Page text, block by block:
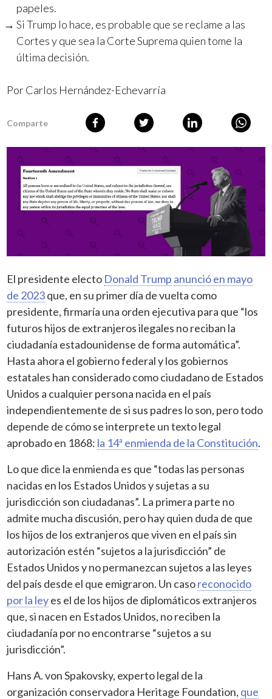
papeles.
Si Trump lo hace, es probable que se reclame a las
Cortes y que sea la Corte Suprema quien tome la
última decisión.
Por Carlos Hernández-Echevarría
Comparte
El presidente electo Donald Trump anunció en mayo
de 2023que, en su primer día de vuelta como
presidente, firmaría una orden ejecutiva para que “los
futuros hijos de extranjeros ilegales no reciban la
ciudadanía estadounidense de forma automática”.
Hasta ahora el gobierno federal y los gobiernos
estatales han considerado como ciudadano de Estados
Unidos a cualquier persona nacida en el país
independientemente de si sus padres lo son, pero todo
depende de cómo se interprete un texto legal
aprobado en 1868: la 14ª enmienda de la Constitución.
Lo que dice la enmienda es que “todas las personas
nacidas en los Estados Unidos y sujetas a su
jurisdicción son ciudadanas”. La primera parte no
admite mucha discusión, pero hay quien duda de que
los hijos de los extranjeros que viven en el país sin
autorización estén “sujetos a la jurisdicción” de
Estados Unidos y no permanezcan sujetos a las leyes
del país desde el que emigraron. Un casoreconocido
por la leyes el de los hijos de diplomáticos extranjeros
que, si nacen en Estados Unidos, no reciben la
ciudadanía por no encontrarse “sujetos a su
jurisdicción”.
Hans A. von Spakovsky, experto legal de la
organización conservadora Heritage Foundation, que